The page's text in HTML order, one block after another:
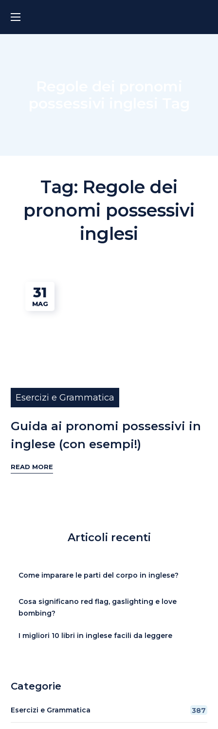
Tag: Regole dei
pronomi possessivi
inglesi
31
MAG
Esercizi e Grammatica
Guida ai pronomi possessivi in
inglese (con esempi!)
READ MORE
Articoli recenti
Come imparare le parti del corpo in inglese?
Cosa significano red flag, gaslighting e love
bombing?
I migliori 10 libri in inglese facili da leggere
Categorie
Esercizi e Grammatica 387